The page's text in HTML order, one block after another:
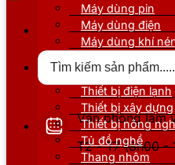
Văn phòng làm
T2 - T7 (8h00 -
Máy dùng pin
Máy dùng điện
Máy dùng khí
Thiết bị nâng đỡ
Thiết bị điện lạnh
Thiết bị xây dựng
Thiết bị nông
Tủ đồ nghề
Thang nhôm